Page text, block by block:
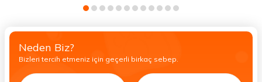
Neden Biz?
Bizleri tercih etmeniz için geçerli birkaç sebep.